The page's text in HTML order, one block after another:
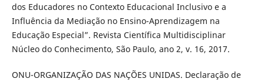
dos Educadores no Contexto Educacional Inclusivo e a
Influência da Mediação no Ensino-Aprendizagem na
Educação Especial”. Revista Científica Multidisciplinar
Núcleo do Conhecimento, São Paulo, ano 2, v. 16, 2017.
ONU-ORGANIZAÇÃO DAS NAÇÕES UNIDAS. Declaração de